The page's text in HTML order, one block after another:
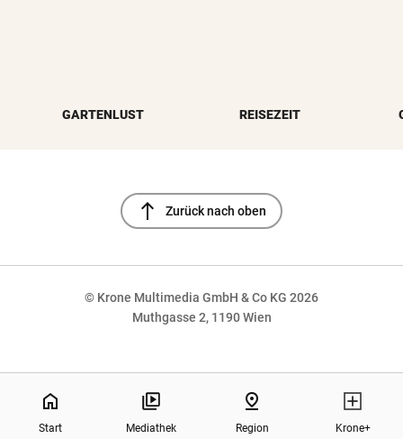
GARTENLUST REISEZEIT
north Zurück nach oben
© Krone Multimedia GmbH & Co KG 2026
Muthgasse 2, 1190 Wien
home
Start Mediathek
pin_drop
Region Krone+
NaN%